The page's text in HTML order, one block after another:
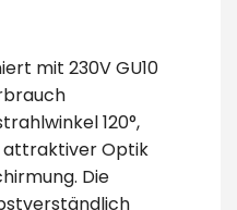
mit 230V GU10
120°,
attraktiver Optik
. Die